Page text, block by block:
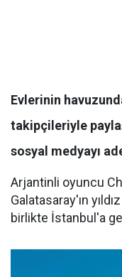
Evlerinin
takipçileriyle
sosyal medyayı
Arjantinli oyuncu
Galatasaray'ın
birlikte İstanbul'a